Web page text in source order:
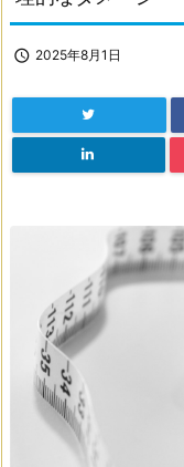
 2025年8月1日